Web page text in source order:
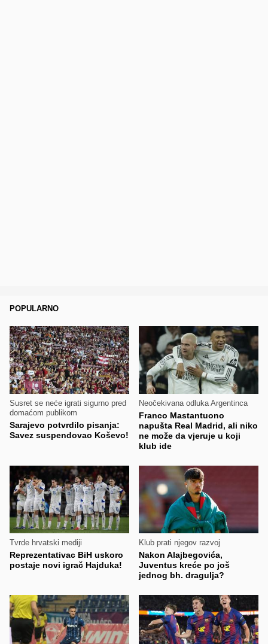
POPULARNO
Susret se neće igrati sigurno pred
domaćom publikom
Sarajevo potvrdilo pisanja:
Savez suspendovao Koševo!
Neočekivana odluka Argentinca
Franco Mastantuono
napušta Real Madrid, ali niko
ne može da vjeruje u koji
klub ide
Tvrde hrvatski mediji
Reprezentativac BiH uskoro
postaje novi igrač Hajduka!
Klub prati njegov razvoj
Nakon Alajbegovića,
Juventus kreće po još
jednog bh. dragulja?